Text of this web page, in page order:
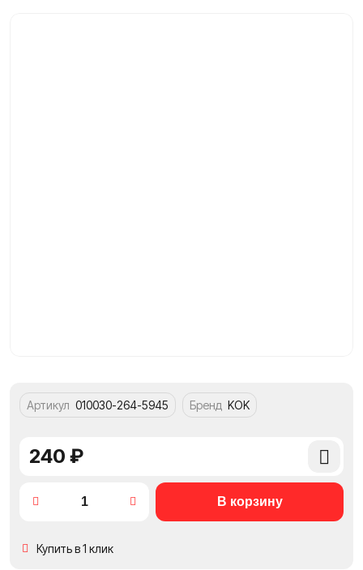
Артикул 010030-264-5945 Бренд KOK
240 ₽
Купить в 1 клик